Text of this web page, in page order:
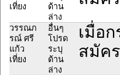
เที่ยง
ด้าน
ล่าง
วรรณภ
รณ์ ศรี
แก้ว
เที่ยง
อื่นๆ
โปรด
ระบุ
ด้าน
ล่าง
เมื่อ
สมัค